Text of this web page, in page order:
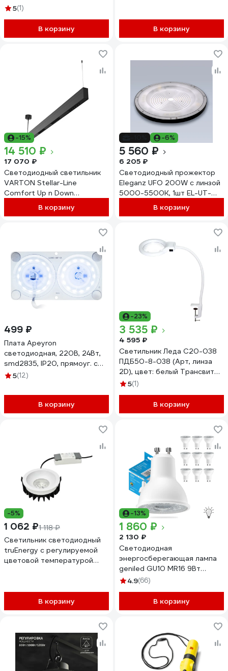
(100-200Вт) 5000К 75Ra
5(1)
В корзину В корзину
-15%
14 510 ₽
17 070 ₽
Светодиодный светильник
VARTON Stellar-Line
Comfort Up n Down
подвесной 1200x35x75 мм
56 ВТ 4000 K RAL9005
05L21-2005640
В корзину
-6%
5 560 ₽
6 205 ₽
Светодиодный прожектор
Eleganz UFO 200W с линзой
5000-5500К, 1шт EL-UT-
GK19-200В корзину
499 ₽
Плата Apeyron
светодиодная, 220В, 24Вт,
smd2835, IP20, прямоуг. с
линзой,б/пульс.,ХБ 02-17
5(12)
В корзину
-23%
3 535 ₽
4 595 ₽
Светильник Леда С20-038
ПДБ50-8-038 (Арт, линза
2D), цвет: белый Трансвит
39124
5(1)
В корзину
-5%
1 062 ₽1 118 ₽
Светильник светодиодный
truEnergy с регулируемой
цветовой температурой
белый/алюминий 10561
В корзину
-13%
1 860 ₽
2 130 ₽
Светодиодная
энергосберегающая лампа
geniled GU10 MR16 9Вт
4000K 90Ra линза Софит 10
4.9(66)
В корзину